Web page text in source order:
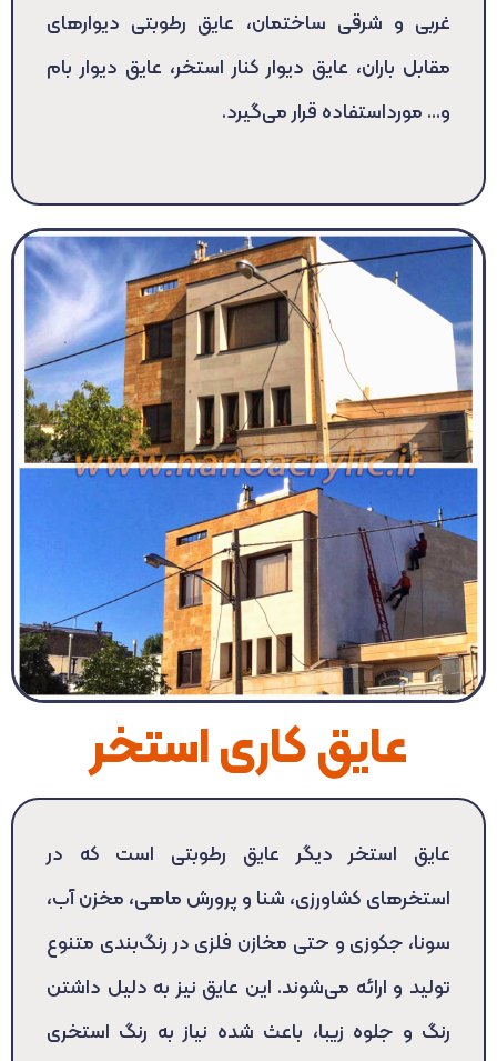
غربی و شرقی ساختمان، عایق رطوبتی دیوارهای
مقابل باران، عایق دیوار کنار استخر، عایق دیوار بام
و… مورداستفاده قرار می‌گیرد.
عایق کاری استخر
عایق استخر دیگر عایق رطوبتی است که در
استخرهای کشاورزی، شنا و پرورش ماهی، مخزن آب،
سونا، جکوزی و حتی مخازن فلزی در رنگ‌بندی متنوع
تولید و ارائه می‌شوند. این عایق نیز به دلیل داشتن
رنگ و جلوه زیبا، باعث شده نیاز به رنگ استخری